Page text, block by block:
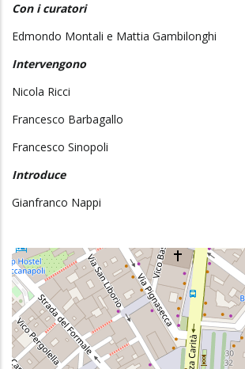
Con i curatori
Edmondo Montali e Mattia Gambilonghi
Intervengono
Nicola Ricci
Francesco Barbagallo
Francesco Sinopoli
Introduce
Gianfranco Nappi